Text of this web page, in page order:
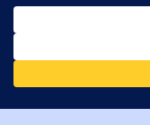
4462GE, Goes
T: +31 (0) 111-
M:
VAT:
Cookies helpen ons bij
gebruik te maken van
gebruik